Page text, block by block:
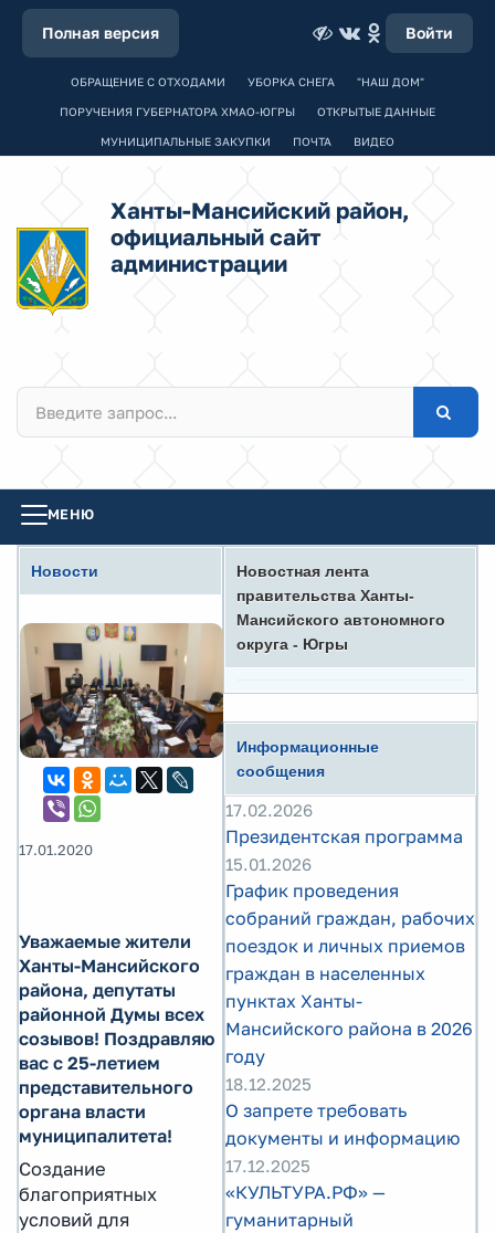
Полная версия Войти
ОБРАЩЕНИЕ С ОТХОДАМИ УБОРКА СНЕГА "НАШ ДОМ"
ПОРУЧЕНИЯ ГУБЕРНАТОРА ХМАО-ЮГРЫ ОТКРЫТЫЕ ДАННЫЕ
МУНИЦИПАЛЬНЫЕ ЗАКУПКИ ПОЧТА ВИДЕО
Ханты-Мансийский район,
официальный сайт
администрации
МЕНЮ
Новости
17.01.2020
Уважаемые жители
Ханты-Мансийского
района, депутаты
районной Думы всех
созывов! Поздравляю
вас с 25-летием
представительного
органа власти
муниципалитета!
Создание
благоприятных
условий для
Новостная лента
правительства Ханты-
Мансийского автономного
округа - Югры
Информационные
сообщения
17.02.2026
Президентская программа
15.01.2026
График проведения
собраний граждан, рабочих
поездок и личных приемов
граждан в населенных
пунктах Ханты-
Мансийского района в 2026
году
18.12.2025
О запрете требовать
документы и информацию
17.12.2025
«КУЛЬТУРА.РФ» —
гуманитарный